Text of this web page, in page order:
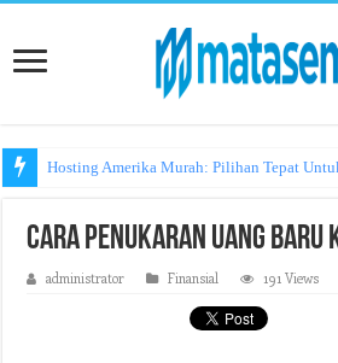
Hosting Amerika Murah: Pilihan Tepat
Cara Penukaran Uang Baru
administrator Finansial 191 Views